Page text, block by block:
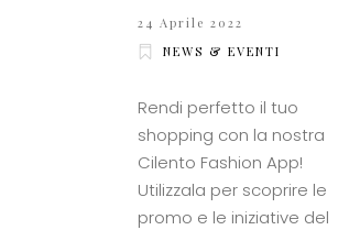
24 Aprile 2022
NEWS & EVENTI
Rendi perfetto il tuo
shopping con la nostra
Cilento Fashion App!
Utilizzala per scoprire le
promo e le iniziative del